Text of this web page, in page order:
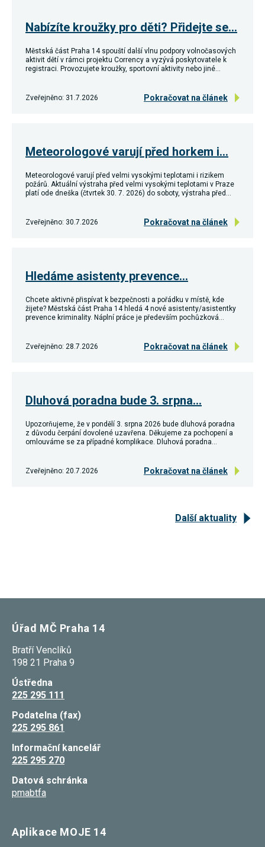
Nabízíte kroužky pro děti? Přidejte se…
Městská část Praha 14 spouští další vlnu podpory volnočasových
aktivit dětí v rámci projektu Corrency a vyzývá poskytovatele k
registraci. Provozujete kroužky, sportovní aktivity nebo jiné…
Zveřejněno: 31.7.2026 Pokračovat na článek
Meteorologové varují před horkem i…
Meteorologové varují před velmi vysokými teplotami i rizikem
požárů. Aktuální výstraha před velmi vysokými teplotami v Praze
platí ode dneška (čtvrtek 30. 7. 2026) do soboty, výstraha před…
Zveřejněno: 30.7.2026 Pokračovat na článek
Hledáme asistenty prevence…
Chcete aktivně přispívat k bezpečnosti a pořádku v místě, kde
žijete? Městská část Praha 14 hledá 4 nové asistenty/asistentky
prevence kriminality. Náplní práce je především pochůzková…
Zveřejněno: 28.7.2026 Pokračovat na článek
Dluhová poradna bude 3. srpna…
Upozorňujeme, že v pondělí 3. srpna 2026 bude dluhová poradna
z důvodu čerpání dovolené uzavřena. Děkujeme za pochopení a
omlouváme se za případné komplikace. Dluhová poradna…
Zveřejněno: 20.7.2026 Pokračovat na článek
Další aktuality
Úřad MČ Praha 14
Bratří Venclíků
198 21 Praha 9
Ústředna
225 295 111
Podatelna (fax)
225 295 861
Informační kancelář
225 295 270
Datová schránka
pmabtfa
Aplikace MOJE 14
a reklam
Vašim zájmům.